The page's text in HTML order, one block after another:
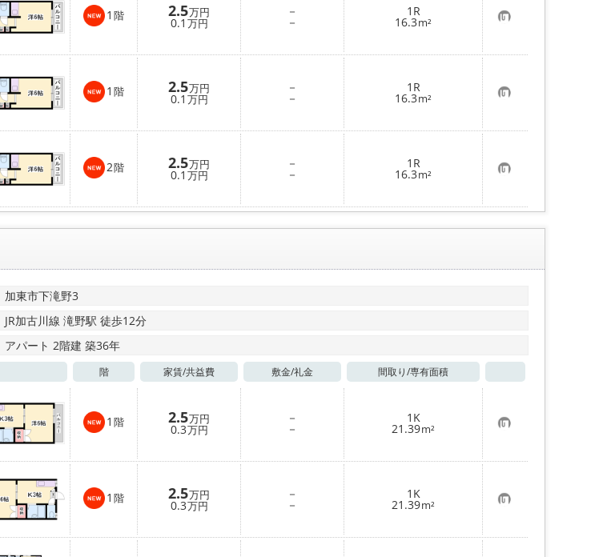
1 階 2.5万円
0.1 万円
－
－
1R
16.3m² お
気
に
入
り
登
録
1 階 2.5万円
0.1 万円
－
－
1R
16.3m² お
気
に
入
り
登
録
2階 2.5万円
0.1 万円
－
－
1R
16.3m² お
気
に
入
登
加東市下滝野3
JR加古川線 滝野駅 徒歩12分
アパート 2階建 築36年
階 家賃/共益費 敷金/礼金 間取り/専有面積
1 階 2.5万円
0.3万円
－
－
1K
21.39m² お
気
に
入
り
登
録
1 階 2.5万円
0.3万円
－
－
1K
21.39m² お
気
に
入
り